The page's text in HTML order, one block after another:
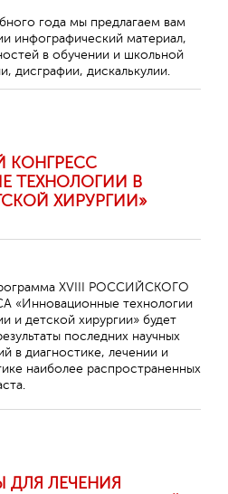
года мы предлагаем вам
инфографический материал,
в обучении и школьной
дисграфии, дискалькулии.
КОНГРЕСС
ТЕХНОЛОГИИ В
ХИРУРГИИ»
XVIII РОССИЙСКОГО
«Инновационные технологии
и детской хирургии» будет
последних научных
в диагностике, лечении и
наиболее распространенных
ДЛЯ ЛЕЧЕНИЯ